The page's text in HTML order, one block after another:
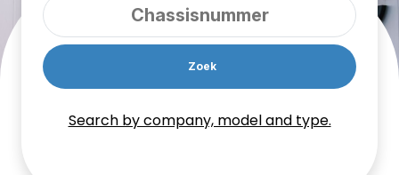
Zoek
Search by company, model and type.